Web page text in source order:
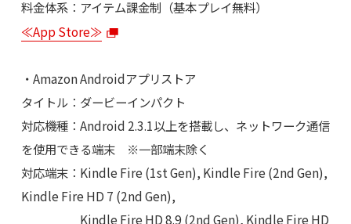
料金体系：アイテム課金制（基本プレイ無料）
≪App Store≫
・Amazon Androidアプリストア
タイトル：ダービーインパクト
対応機種：Android 2.3.1以上を搭載し、ネットワーク通信
を使用できる端末 ※一部端末除く
対応端末：Kindle Fire (1st Gen), Kindle Fire (2nd Gen),
Kindle Fire HD 7 (2nd Gen),
Kindle Fire HD 8.9 (2nd Gen), Kindle Fire HD